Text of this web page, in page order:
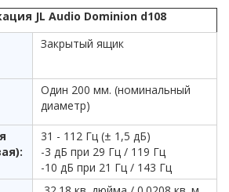
JL Audio Dominion d108
Закрытый ящик
Один 200 мм. (номинальный
диаметр)
31 - 112 Гц (± 1,5 дБ)
-3 дБ при 29 Гц / 119 Гц
-10 дБ при 21 Гц / 143 Гц